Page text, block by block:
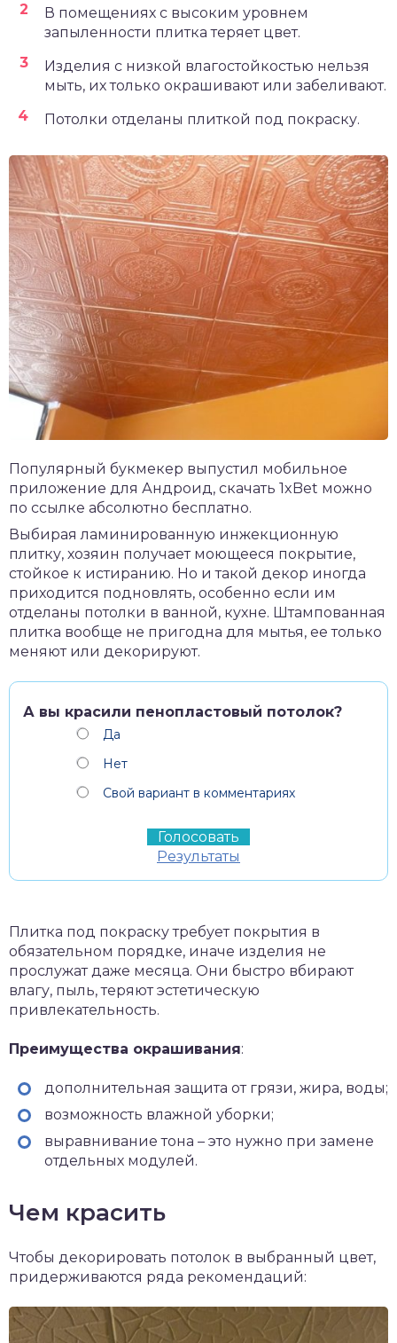
В помещениях с высоким уровнем
запыленности плитка теряет цвет.
Изделия с низкой влагостойкостью нельзя
мыть, их только окрашивают или забеливают.
Потолки отделаны плиткой под покраску.
Популярный букмекер выпустил мобильное
приложение для Андроид, скачать 1xBet можно
по ссылке абсолютно бесплатно.
Выбирая ламинированную инжекционную
плитку, хозяин получает моющееся покрытие,
стойкое к истиранию. Но и такой декор иногда
приходится подновлять, особенно если им
отделаны потолки в ванной, кухне. Штампованная
плитка вообще не пригодна для мытья, ее только
меняют или декорируют.
А вы красили пенопластовый потолок?
Да
Нет
Свой вариант в комментариях
Результаты
Плитка под покраску требует покрытия в
обязательном порядке, иначе изделия не
прослужат даже месяца. Они быстро вбирают
влагу, пыль, теряют эстетическую
привлекательность.
Преимущества окрашивания:
дополнительная защита от грязи, жира, воды;
возможность влажной уборки;
выравнивание тона – это нужно при замене
отдельных модулей.
Чем красить
Чтобы декорировать потолок в выбранный цвет,
придерживаются ряда рекомендаций: